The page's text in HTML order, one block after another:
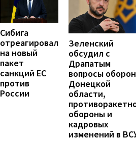
Сибига
отреагировал
на новый
пакет
санкций ЕС
против
России
Зеленский
обсудил с
Драпатым
вопросы
Донецкой
области,
обороны и
кадровых
изменений в